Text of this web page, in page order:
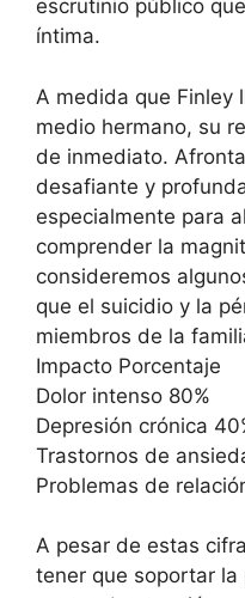
escrutinio público
íntima.
A medida que Finley
medio hermano, su
de inmediato.
desafiante y
especialmente para
comprender la
consideremos
que el suicidio y la
miembros de la
Impacto Porcentaje
Dolor intenso 80%
Depresión crónica
Trastornos de
Problemas de
A pesar de estas
tener que soportar